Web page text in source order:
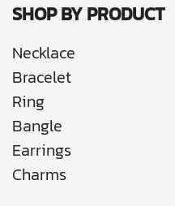
SHOP BY PRODUCT
Necklace
Bracelet
Ring
Bangle
Earrings
Charms